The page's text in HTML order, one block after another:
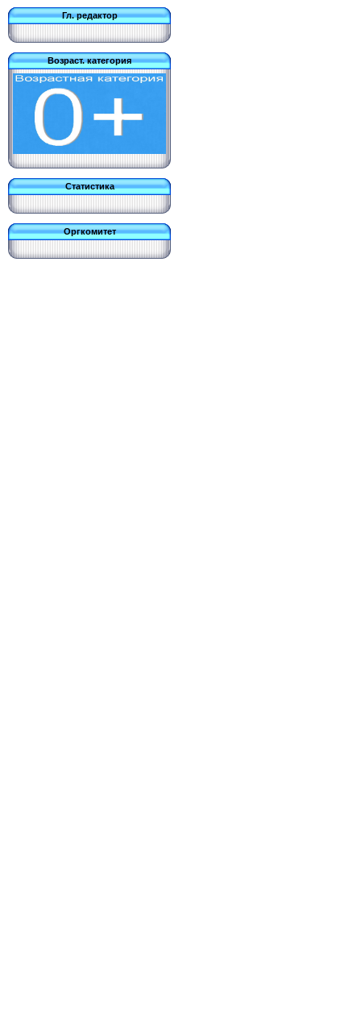
Гл. редактор
Возраст. категория
Статистика
Оргкомитет